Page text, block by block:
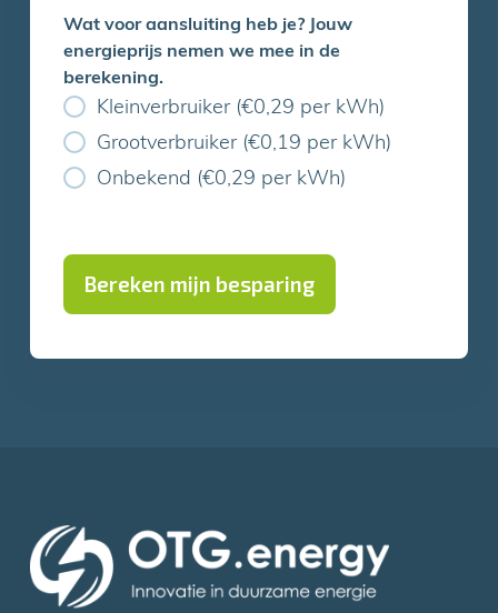
Wat voor aansluiting heb je? Jouw
energieprijs nemen we mee in de
berekening.
Kleinverbruiker (€0,29 per kWh)
Grootverbruiker (€0,19 per kWh)
Onbekend (€0,29 per kWh)
Bereken mijn besparing